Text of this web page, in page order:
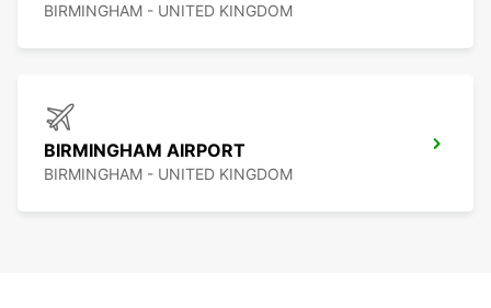
BIRMINGHAM - UNITED KINGDOM
BIRMINGHAM AIRPORT
BIRMINGHAM - UNITED KINGDOM